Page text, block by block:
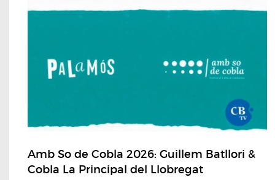
Amb So de Cobla 2026: Guillem Batllori &
Cobla La Principal del Llobregat